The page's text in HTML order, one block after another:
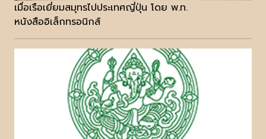
เมื่อเรือเยี่ยมสมุทรไปประเทศญี่ปุ่น โดย พ.ท.
หนังสืออิเล็กทรอนิกส์